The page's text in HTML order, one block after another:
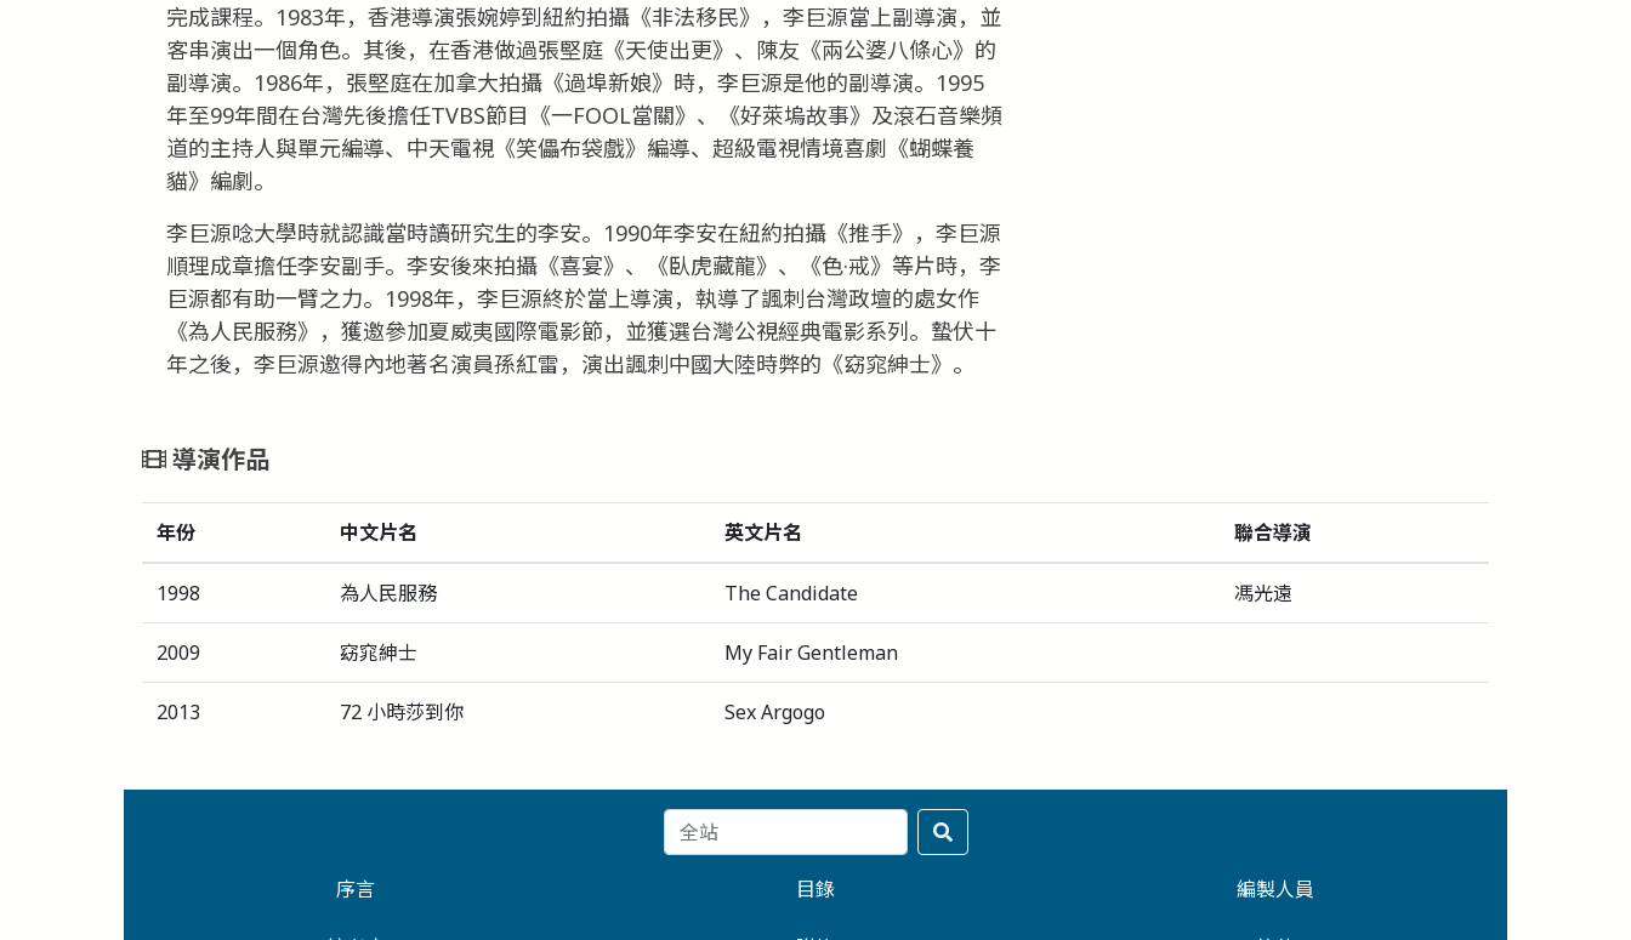
完成課程。1983年，香港導演張婉婷到紐約拍攝《非法移民》，李巨源當上副導演，並
客串演出一個角色。其後，在香港做過張堅庭《天使出更》、陳友《兩公婆八條心》的
副導演。1986年，張堅庭在加拿大拍攝《過埠新娘》時，李巨源是他的副導演。1995
年至99年間在台灣先後擔任TVBS節目《一FOOL當關》、《好萊塢故事》及滾石音樂頻
道的主持人與單元編導、中天電視《笑儡布袋戲》編導、超級電視情境喜劇《蝴蝶養
貓》編劇。
李巨源唸大學時就認識當時讀研究生的李安。1990年李安在紐約拍攝《推手》，李巨源
順理成章擔任李安副手。李安後來拍攝《喜宴》、《臥虎藏龍》、《色·戒》等片時，李
巨源都有助一臂之力。1998年，李巨源終於當上導演，執導了諷刺台灣政壇的處女作
《為人民服務》，獲邀參加夏威夷國際電影節，並獲選台灣公視經典電影系列。蟄伏十
年之後，李巨源邀得內地著名演員孫紅雷，演出諷刺中國大陸時弊的《窈窕紳士》。
導演作品
年份 中文片名 英文片名 聯合導演
1998 為人民服務 The Candidate 馮光遠
2009 窈窕紳士 My Fair Gentleman
2013 72 小時莎到你 Sex Argogo
序言 目錄 編製人員